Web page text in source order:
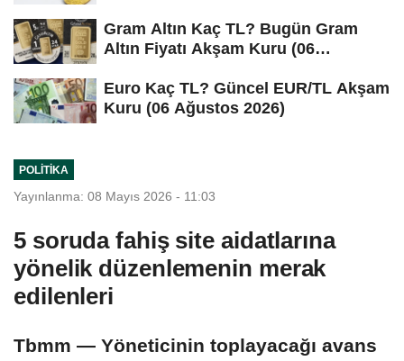
Gram Altın Kaç TL? Bugün Gram
Altın Fiyatı Akşam Kuru (06
Euro Kaç TL? Güncel EUR/TL Akşam
Kuru (06 Ağustos 2026)
POLITIKA
Yayınlanma: 08 Mayıs 2026 - 11:03
5 soruda fahiş site aidatlarına
yönelik düzenlemenin merak
edilenleri
Tbmm — Yöneticinin toplayacağı avans